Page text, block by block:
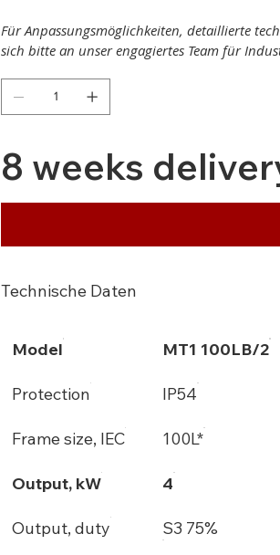
Für Anpassungsmöglichkeiten, detaillierte
sich bitte an unser engagiertes Team für
8 weeks
Technische Daten
Model MT1 100LB/2
Protection IP54
Frame size, IEC 100L*
Output, kW 4
Output, duty S3 75%